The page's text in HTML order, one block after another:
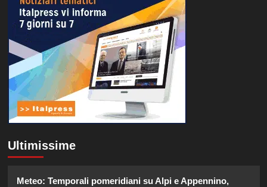
Ultimissime
Meteo: Temporali pomeridiani su Alpi e Appennino,